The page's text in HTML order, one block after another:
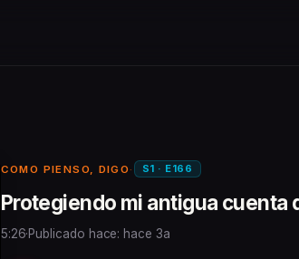
COMO PIENSO, DIGO · S1 · E166
Protegiendo mi antigua cuenta
5:26·Publicado hace: hace 3a